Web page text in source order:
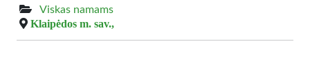
Viskas namams
Klaipėdos m. sav.,